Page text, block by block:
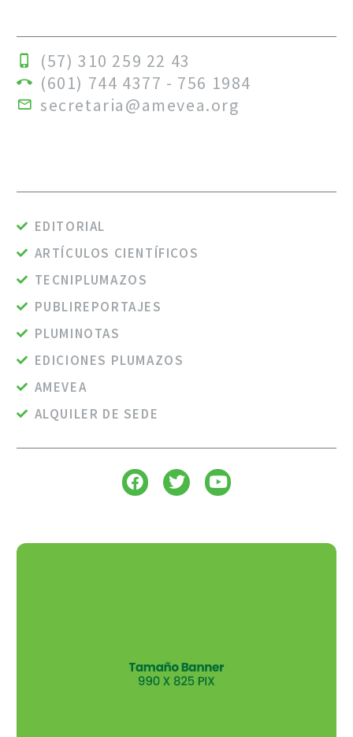
(57) 310 259 22 43
(601) 744 4377 - 756 1984
secretaria@amevea.org
EDITORIAL
ARTÍCULOS CIENTÍFICOS
TECNIPLUMAZOS
PUBLIREPORTAJES
PLUMINOTAS
EDICIONES PLUMAZOS
AMEVEA
ALQUILER DE SEDE